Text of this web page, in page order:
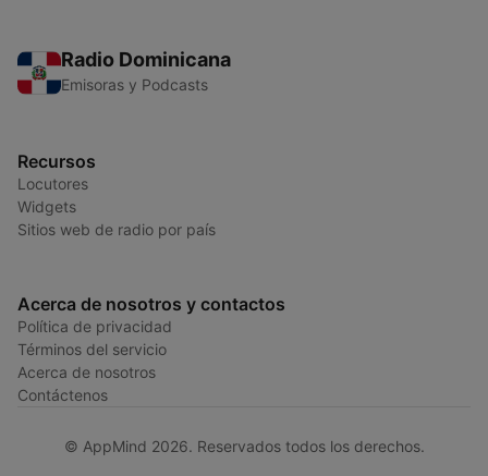
Radio Dominicana
Emisoras y Podcasts
Recursos
Locutores
Widgets
Sitios web de radio por país
Acerca de nosotros y contactos
Política de privacidad
Términos del servicio
Acerca de nosotros
Contáctenos
© AppMind 2026. Reservados todos los derechos.